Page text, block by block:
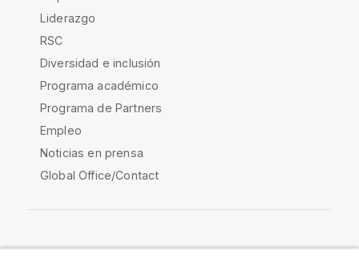
Liderazgo
RSC
Diversidad e inclusión
Programa académico
Programa de Partners
Empleo
Noticias en prensa
Global Office/Contact